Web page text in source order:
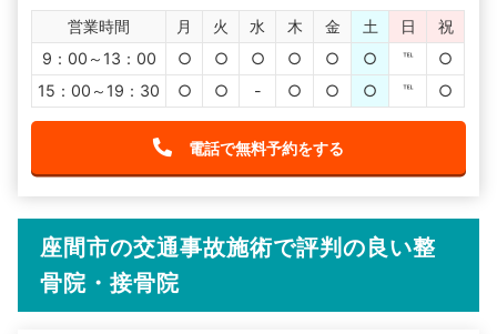
営業時間 月 火 水 木 金 土 日
祝
9：00～13：00
○ ○ ○ ○ ○ ○ ℡
○
15：00～19：30
○ ○ - ○ ○ ○ ℡ ○
電話で無料予約をする
座間市の交通事故施術で評判の良い整
骨院・接骨院